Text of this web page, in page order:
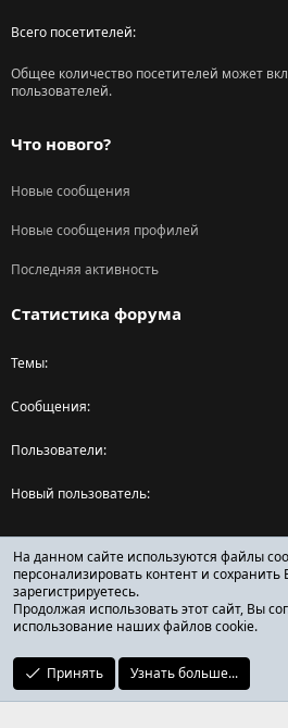
Всего посетителей
Общее количество посетителей может
пользователей.
Что нового?
Новые сообщения
Новые сообщения профилей
Последняя активность
Статистика форума
Темы
Сообщения
Пользователи
Новый пользователь
Поделиться страницей
Facebook
X (Twitter)
Reddit
ОТЗЫВЫ ОНЛАЙН ФОРУМ
На данном сайте используются файлы
персонализировать контент и
зарегистрируетесь.
Продолжая использовать этот сайт, Вы
использование наших файлов cookie.
Принять Узнать больше...